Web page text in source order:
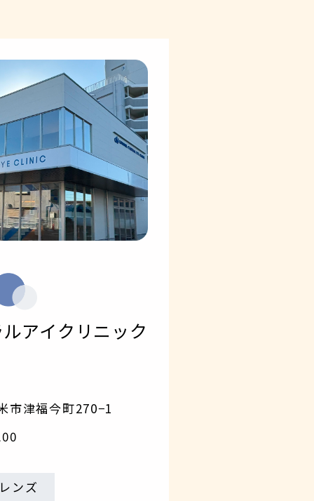
アイクリニック
市津福今町270−1
ンズ